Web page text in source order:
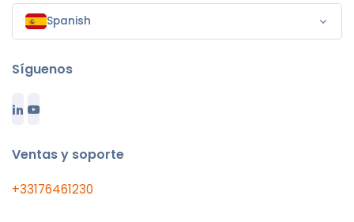
Spanish
Síguenos
Ventas y soporte
+33176461230